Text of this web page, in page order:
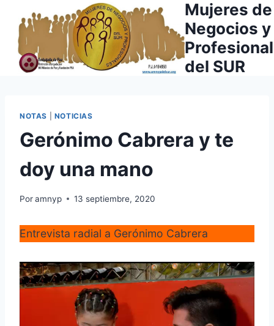
contenido
Mujeres de
Negocios y
del SUR
NOTAS NOTICIAS
Gerónimo Cabrera y te
doy una mano
Poramnyp 13 septiembre, 2020
Entrevista radial a Gerónimo Cabrera